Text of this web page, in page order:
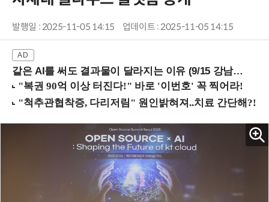
발행일 : 2025-11-05 14:15 업데이트 : 2025-11-05 14:15
같은 AI를 써도 결과물이 달라지는 이유 (9/15 강남역)